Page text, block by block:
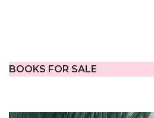
BOOKS FOR SALE